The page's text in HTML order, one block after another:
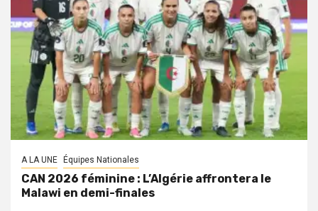
A LA UNE Équipes Nationales
CAN 2026 féminine : L’Algérie affrontera le
Malawi en demi-finales